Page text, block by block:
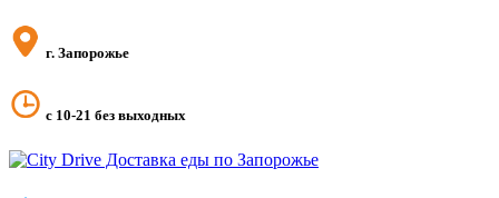
г. Запорожье
с 10-21 без выходных